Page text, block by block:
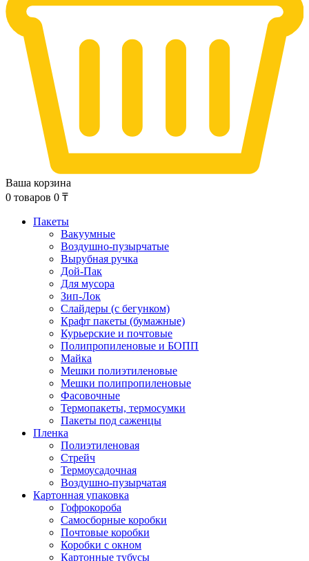
Ваша корзина
0 товаров 0 ₸
Пакеты
Вакуумные
Воздушно-пузырчатые
Вырубная ручка
Дой-Пак
Для мусора
Зип-Лок
Слайдеры (с бегунком)
Крафт пакеты (бумажные)
Курьерские и почтовые
Полипропиленовые и БОПП
Майка
Мешки полиэтиленовые
Мешки полипропиленовые
Фасовочные
Термопакеты, термосумки
Пакеты под саженцы
Пленка
Полиэтиленовая
Стрейч
Термоусадочная
Воздушно-пузырчатая
Картонная упаковка
Гофрокороба
Самосборные коробки
Почтовые коробки
Коробки с окном
Картонные тубусы